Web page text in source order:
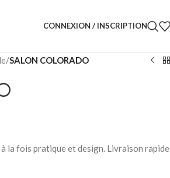
CONNEXION / INSCRIPTION
/SALON COLORADO
la fois pratique et design. Livraison rapide